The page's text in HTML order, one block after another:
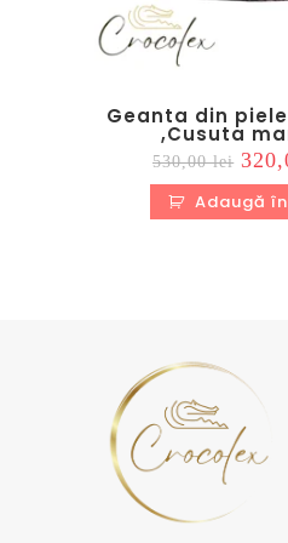
Geanta din
,Cusuta
530,00lei
a
fost:
Adaugă